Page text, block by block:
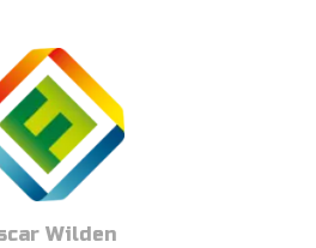
Wilden